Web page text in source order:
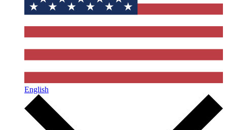
English